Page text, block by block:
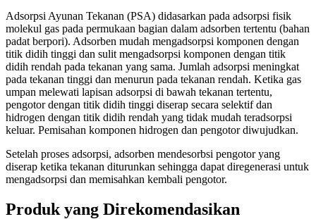
Adsorpsi Ayunan Tekanan (PSA) didasarkan pada adsorpsi fisik
molekul gas pada permukaan bagian dalam adsorben tertentu (bahan
padat berpori). Adsorben mudah mengadsorpsi komponen dengan
titik didih tinggi dan sulit mengadsorpsi komponen dengan titik
didih rendah pada tekanan yang sama. Jumlah adsorpsi meningkat
pada tekanan tinggi dan menurun pada tekanan rendah. Ketika gas
umpan melewati lapisan adsorpsi di bawah tekanan tertentu,
pengotor dengan titik didih tinggi diserap secara selektif dan
hidrogen dengan titik didih rendah yang tidak mudah teradsorpsi
keluar. Pemisahan komponen hidrogen dan pengotor diwujudkan.
Setelah proses adsorpsi, adsorben mendesorbsi pengotor yang
diserap ketika tekanan diturunkan sehingga dapat diregenerasi untuk
mengadsorpsi dan memisahkan kembali pengotor.
Produk yang Direkomendasikan